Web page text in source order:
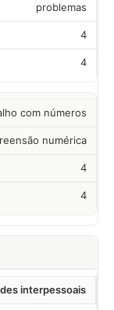
problemas
4
4
com números
numérica
4
4
interpessoais